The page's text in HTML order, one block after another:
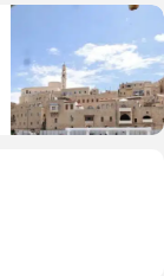
פוליטי